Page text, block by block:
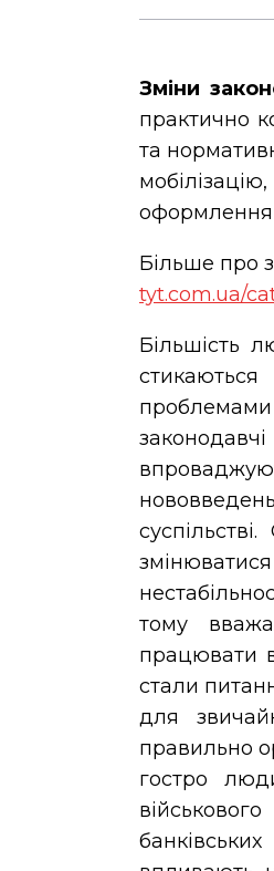
Зміни
практично
та
оформлення
Більше про
tyt.com.ua/
Більшість
тому
працювати
стали
для
правильно
гостро